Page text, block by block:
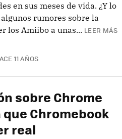
en sus meses de vida. ¿Y lo
rumores sobre la
los Amiibo a unas... LEER MÁS
11 AÑOS
sobre Chrome
Chromebook
real